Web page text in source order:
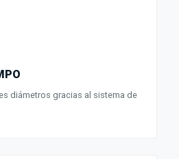
diámetros gracias al sistema de